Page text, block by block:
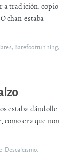
a tradición. copio
chan estaba
, Barefootrunning,
estaba dándolle
como era que non
, Descalcismo,